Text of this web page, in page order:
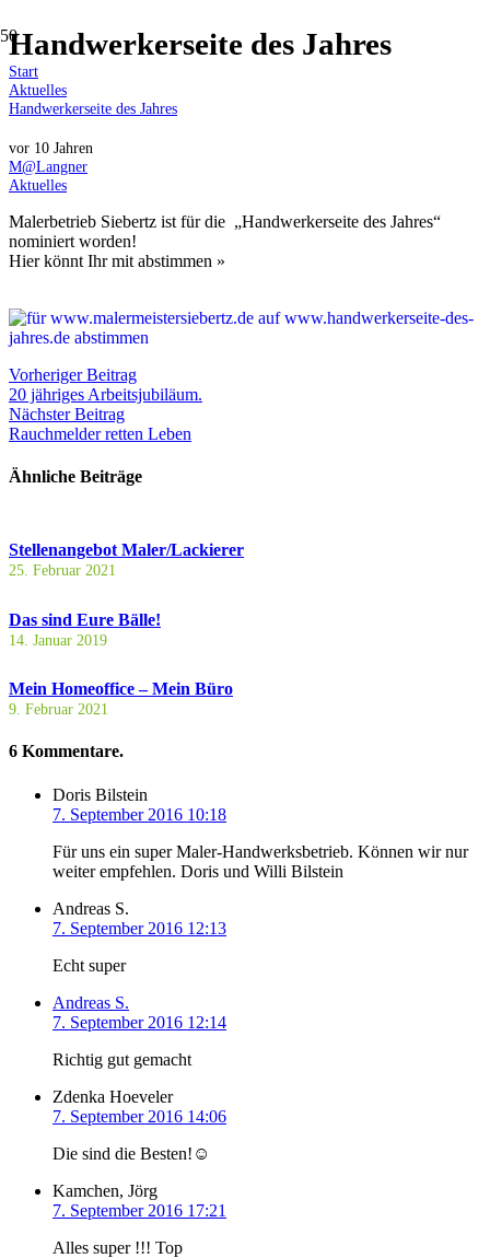
Handwerkerseite des Jahres
Start
Aktuelles
Handwerkerseite des Jahres
vor 10 Jahren
M@Langner
Aktuelles
Malerbetrieb Siebertz ist für die „Handwerkerseite des Jahres“
nominiert worden!
Hier könnt Ihr mit abstimmen »
Vorheriger Beitrag
20 jähriges Arbeitsjubiläum.
Nächster Beitrag
Rauchmelder retten Leben
Ähnliche Beiträge
Stellenangebot Maler/Lackierer
25. Februar 2021
Das sind Eure Bälle!
14. Januar 2019
Mein Homeoffice – Mein Büro
9. Februar 2021
6 Kommentare.
Doris Bilstein
7. September 2016 10:18
Für uns ein super Maler-Handwerksbetrieb. Können wir nur
weiter empfehlen. Doris und Willi Bilstein
Andreas S.
7. September 2016 12:13
Echt super
Andreas S.
7. September 2016 12:14
Richtig gut gemacht
Zdenka Hoeveler
7. September 2016 14:06
Die sind die Besten!☺
Kamchen, Jörg
7. September 2016 17:21
Alles super !!! Top